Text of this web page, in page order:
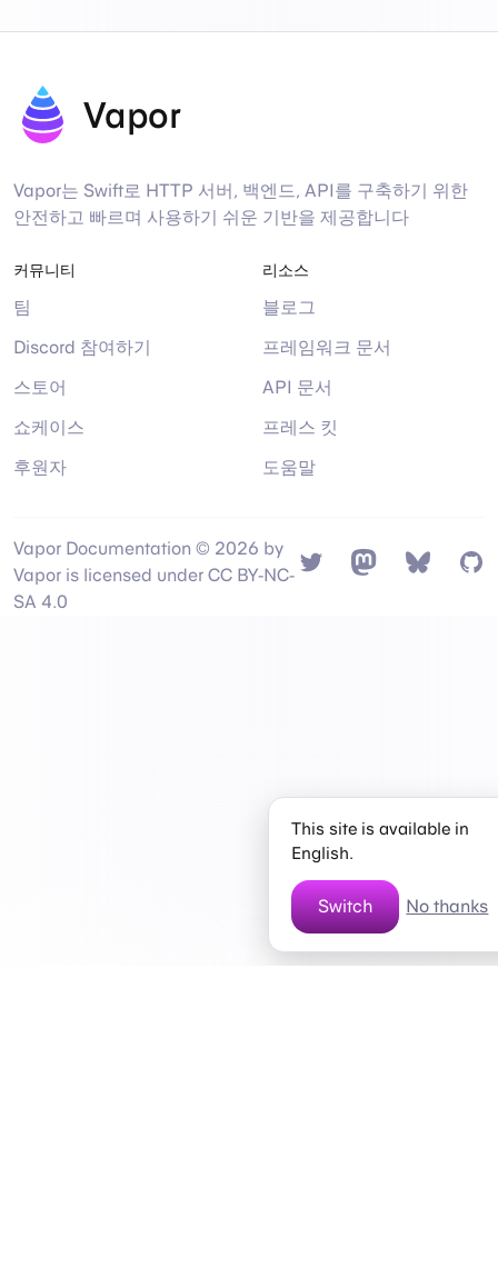
Vapor
Vapor는 Swift로 HTTP 서버, 백엔드, API를 구축하기 위한
안전하고 빠르며 사용하기 쉬운 기반을 제공합니다
커뮤니티
팀
Discord 참여하기
스토어
쇼케이스
후원자
리소스
블로그
프레임워크 문서
API 문서
프레스 킷
도움말
Vapor Documentation © 2026 by
Vapor is licensed under CC BY-NC-
SA 4.0
TwitterMastodon
Bsky
This site is available in
English.
Switch No thanks